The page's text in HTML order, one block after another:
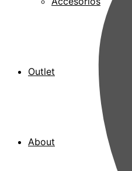
Outlet
About